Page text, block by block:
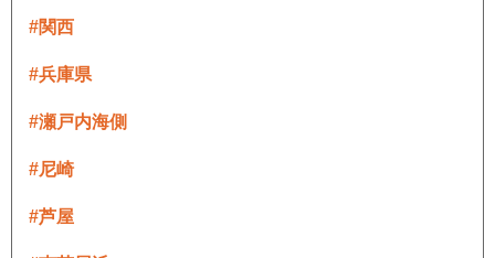
#関西
#兵庫県
#瀬戸内海側
#尼崎
#芦屋